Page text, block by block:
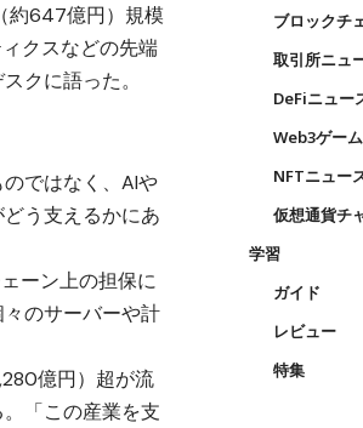
約647億円）規模
クスなどの先端
クに語った。
ではなく、AIや
う支えるかにあ
ーン上の担保に
のサーバーや計
億円）超が流
「この産業を支
ブロックチ
取引所ニュ
DeFiニュー
Web3ゲー
NFTニュー
仮想通貨チ
学習
ガイド
レビュー
特集